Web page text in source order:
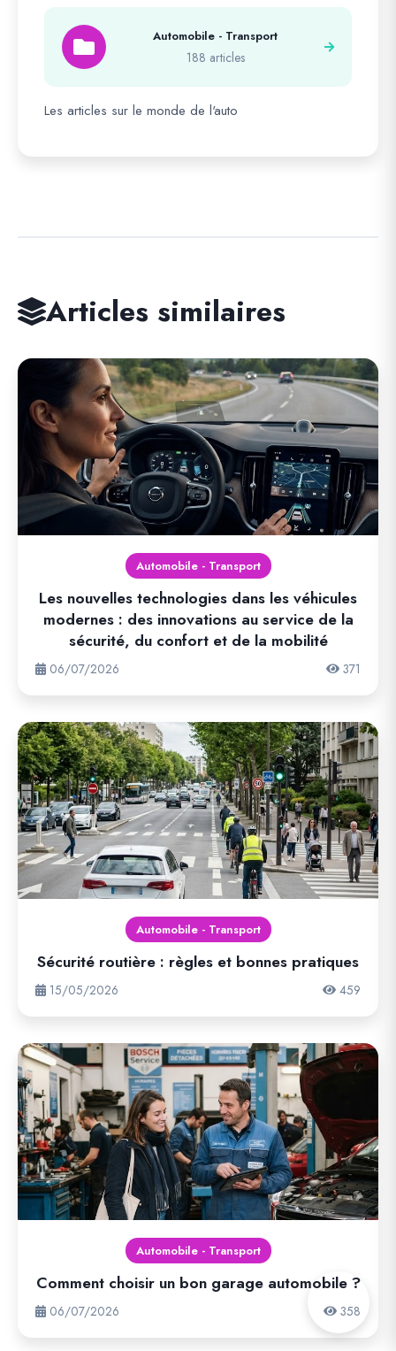
Automobile - Transport
188 articles
Les articles sur le monde de l'auto
Articles similaires
Automobile - Transport
Les nouvelles technologies dans les véhicules
modernes : des innovations au service de la
sécurité, du confort et de la mobilité
06/07/2026 371
Automobile - Transport
Sécurité routière : règles et bonnes pratiques
15/05/2026 459
Automobile - Transport
Comment choisir un bon garage automobile ?
06/07/2026 358